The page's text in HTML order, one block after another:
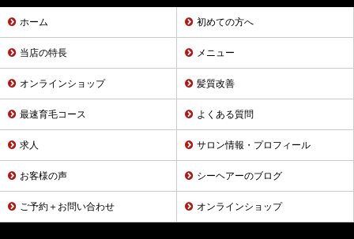
ホーム 初めての方へ
当店の特長 メニュー
オンラインショップ 髪質改善
最速育毛コース よくある質問
求人 サロン情報・プロフィール
お客様の声 シーヘアーのブログ
ご予約＋お問い合わせ オンラインショップ